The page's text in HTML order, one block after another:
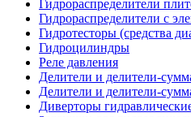
Гидрораспределители
Гидрораспределители с
Гидротесторы (средства
Гидроцилиндры
Реле давления
Делители и делители-
Делители и делители-
Диверторы